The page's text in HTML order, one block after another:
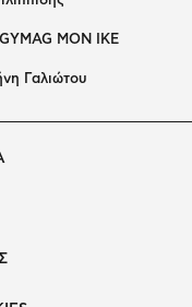
ΜΟΝ ΙΚΕ
Γαλιώτου